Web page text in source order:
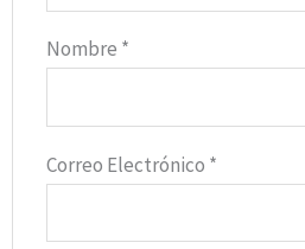
Nombre *
Correo Electrónico *